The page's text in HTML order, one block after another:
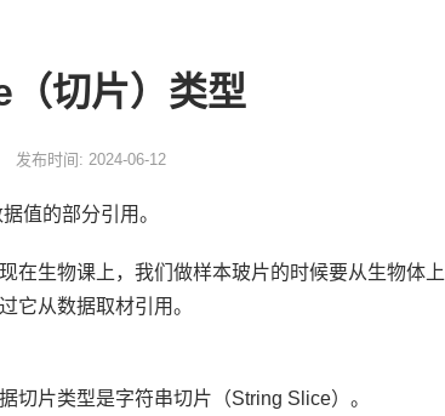
切片）类型
发布时间: 2024-06-12
值的部分引用。
在生物课上，我们做样本玻片的时候要从生物体
它从数据取材引用。
切片类型是字符串切片（String Slice）。